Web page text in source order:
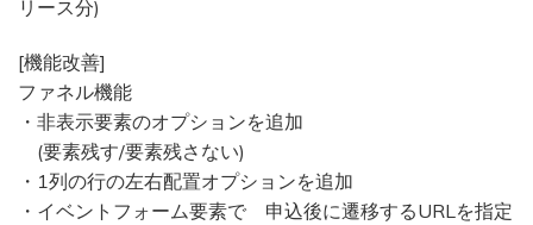
リース分)
[機能改善]
ファネル機能
・非表示要素のオプションを追加
(要素残す/要素残さない)
・1列の行の左右配置オプションを追加
・イベントフォーム要素で 申込後に遷移するURLを指定